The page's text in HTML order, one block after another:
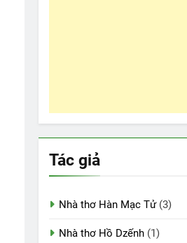
Tác giả
Nhà thơ Hàn Mạc Tử(3)
Nhà thơ Hồ Dzếnh (1)